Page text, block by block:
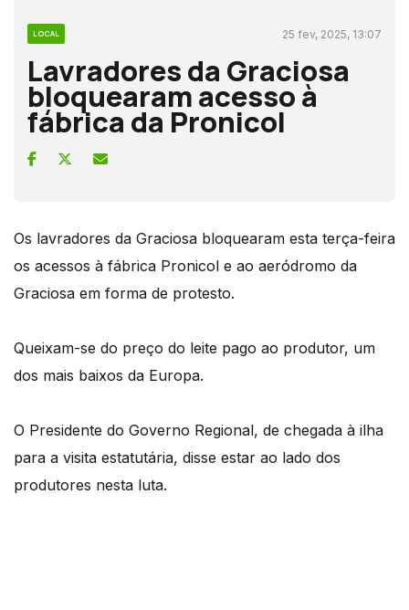
LOCAL 25 fev, 2025, 13:07
Lavradores da Graciosa
bloquearam acesso à
fábrica da Pronicol
Os lavradores da Graciosa bloquearam esta terça-feira
os acessos à fábrica Pronicol e ao aeródromo da
Graciosa em forma de protesto.
Queixam-se do preço do leite pago ao produtor, um
dos mais baixos da Europa.
O Presidente do Governo Regional, de chegada à ilha
para a visita estatutária, disse estar ao lado dos
produtores nesta luta.